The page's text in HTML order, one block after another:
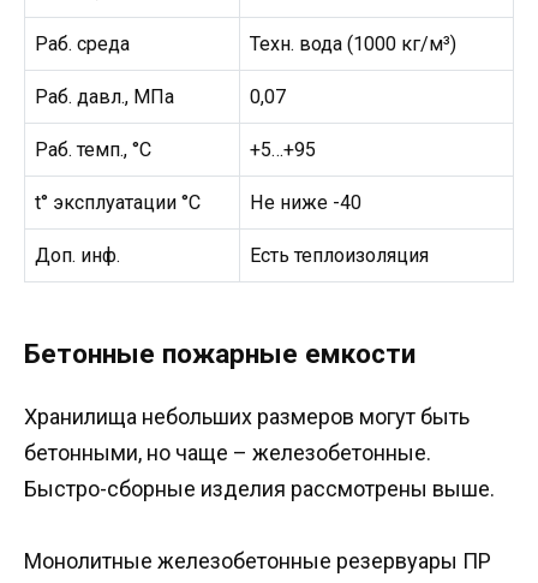
Раб. среда Техн. вода (1000 кг/м³)
Раб. давл., МПа 0,07
Раб. темп., °C +5…+95
t° эксплуатации °C Не ниже -40
Доп. инф. Есть теплоизоляция
Бетонные пожарные емкости
Хранилища небольших размеров могут быть
бетонными, но чаще – железобетонные.
Быстро-сборные изделия рассмотрены выше.
Монолитные железобетонные резервуары ПР